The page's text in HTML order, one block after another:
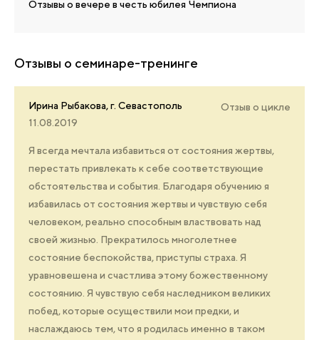
Отзывы о вечере в честь юбилея Чемпиона
Отзывы о семинаре-тренинге
Ирина Рыбакова, г. Севастополь
11.08.2019
Отзыв о цикле
Я всегда мечтала избавиться от состояния жертвы,
перестать привлекать к себе соответствующие
обстоятельства и события. Благодаря обучению я
избавилась от состояния жертвы и чувствую себя
человеком, реально способным властвовать над
своей жизнью. Прекратилось многолетнее
состояние беспокойства, приступы страха. Я
уравновешена и счастлива этому божественному
состоянию. Я чувствую себя наследником великих
побед, которые осуществили мои предки, и
наслаждаюсь тем, что я родилась именно в таком